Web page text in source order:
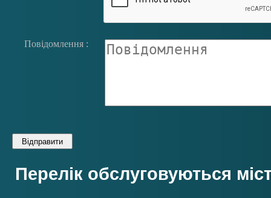
Повідомлення :
Перелік обслуговуються